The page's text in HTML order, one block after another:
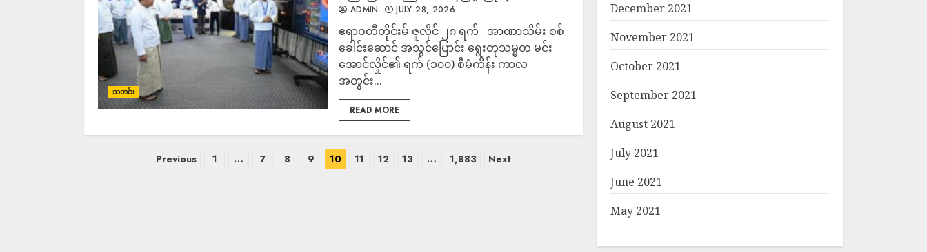
သတင်း
ADMIN JULY 28, 2026
ဧရာဝတီတိုင်းမ် ဇူလိုင် ၂၈ ရက် အာဏာသိမ်း စစ်
ခေါင်းဆောင် အသွင်ပြောင်း ရွေးတုသမ္မတ မင်း
အောင်လှိုင်၏ ရက် (၁၀၀) စီမံကိန်း ကာလ
အတွင်း...
READ MORE
Previous 1 … 7 8 9 10 11 12 13 … 1,883 Next
December 2021
November 2021
October 2021
September 2021
August 2021
July 2021
June 2021
May 2021